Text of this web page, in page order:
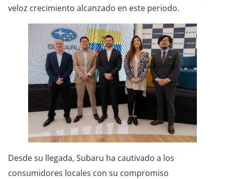
veloz crecimiento alcanzado en este periodo.
Desde su llegada, Subaru ha cautivado a los
consumidores locales con su compromiso